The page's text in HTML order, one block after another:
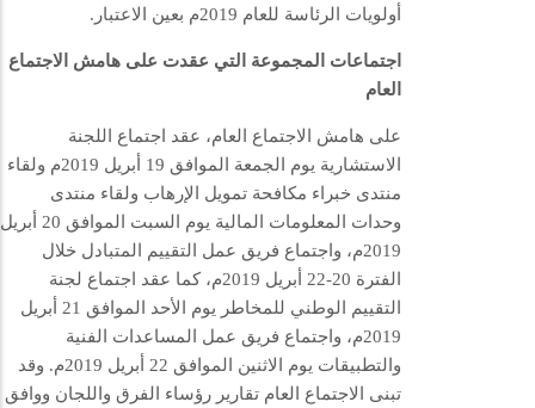
أولويات الرئاسة للعام 2019م بعين الاعتبار.
اجتماعات المجموعة التي عقدت على هامش الاجتماع
العام
على هامش الاجتماع العام، عقد اجتماع اللجنة
الاستشارية يوم الجمعة الموافق 19 أبريل 2019م ولقاء
منتدى خبراء مكافحة تمويل الإرهاب ولقاء منتدى
وحدات المعلومات المالية يوم السبت الموافق 20 أبريل
2019م، واجتماع فريق عمل التقييم المتبادل خلال
الفترة 20-22 أبريل 2019م، كما عقد اجتماع لجنة
التقييم الوطني للمخاطر يوم الأحد الموافق 21 أبريل
2019م، واجتماع فريق عمل المساعدات الفنية
والتطبيقات يوم الاثنين الموافق 22 أبريل 2019م. وقد
تبنى الاجتماع العام تقارير رؤساء الفرق واللجان ووافق